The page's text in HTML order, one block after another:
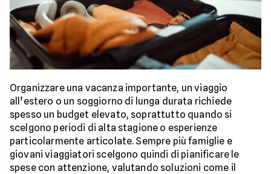
Organizzare una vacanza importante, un viaggio
all’estero o un soggiorno di lunga durata richiede
spesso un budget elevato, soprattutto quando si
scelgono periodi di alta stagione o esperienze
particolarmente articolate. Sempre più famiglie e
giovani viaggiatori scelgono quindi di pianificare le
spese con attenzione, valutando soluzioni come il